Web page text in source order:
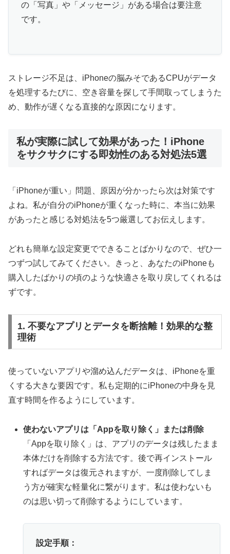
の「写真」や「メッセージ」がある場合は要注意
です。
ストレージ不足は、iPhoneの脳みそであるCPUがデータ
を処理するたびに、空き容量を探して手間取ってしまうた
め、動作が遅くなる直接的な原因になります。
私が実際に試して効果があった！iPhone
をサクサクにする即効性のある対処法5選
「iPhoneが重い」問題、原因が分かったら次は対策です
よね。私が自分のiPhoneが重くなった時に、本当に効果
があったと感じる対処法を5つ厳選してお伝えします。
どれも簡単な設定変更でできることばかりなので、ぜひ一
つずつ試してみてください。きっと、あなたのiPhoneも
購入したばかりの頃のような快適さを取り戻してくれるは
ずです。
1. 不要なアプリとデータを断捨離！効果的な整
理術
使っていないアプリや溜め込んだデータは、iPhoneを重
くする大きな要因です。私も定期的にiPhoneの中身を見
直す時間を作るようにしています。
使わないアプリは「Appを取り除く」または削除
「Appを取り除く」は、アプリのデータは残したまま
本体だけを削除する方法です。後で再インストール
すればデータは復元されますが、一度削除してしま
う方が確実な軽量化に繋がります。私は使わないも
のは思い切って削除するようにしています。
設定手順：